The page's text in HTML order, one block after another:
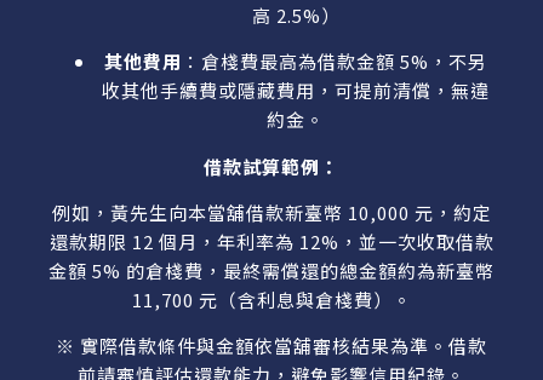
高 2.5%）
其他費用 ：倉棧費最高為借款金額 5%，不另
收其他手續費或隱藏費用，可提前清償，無違
約金。
借款試算範例：
例如，黃先生向本當舖借款新臺幣 10,000 元，約定
還款期限 12 個月，年利率為 12%，並一次收取借款
金額 5% 的倉棧費，最終需償還的總金額約為新臺幣
11,700 元（含利息與倉棧費）。
※ 實際借款條件與金額依當舖審核結果為準。借款